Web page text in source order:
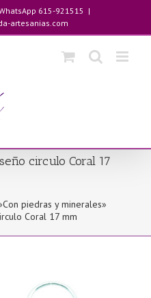
615-921515
|
artesanias.com
circulo Coral 17
Con piedras y minerales»
Coral 17 mm